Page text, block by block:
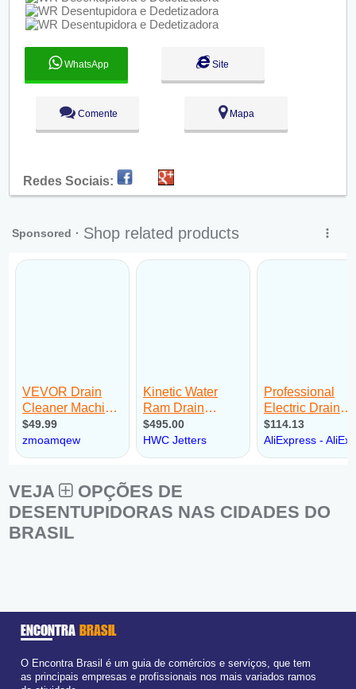
WhatsApp Site
Comente Mapa
Redes Sociais:
VEJA
OPÇÕES DE
DESENTUPIDORAS NAS CIDADES DO
BRASIL
ENCONTRA BRASIL
O Encontra Brasil é um guia de comércios e serviços, que tem
as principais empresas e profissionais nos mais variados ramos